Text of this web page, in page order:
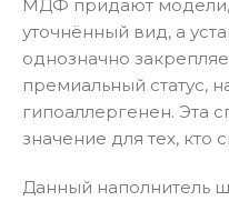
МДФ придают модели,
уточнённый вид, а
однозначно
премиальный статус,
гипоаллергенен. Эта
значение для тех, кто
Данный наполнитель